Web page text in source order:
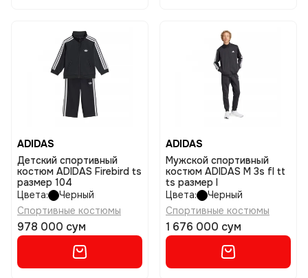
ADIDAS
Детский спортивный
костюм ADIDAS Firebird ts
размер 104
Цвета:
Черный
Спортивные костюмы
978 000 сум
ADIDAS
Мужской спортивный
костюм ADIDAS M 3s fl tt
ts размер l
Цвета:
Черный
Спортивные костюмы
1 676 000 сум